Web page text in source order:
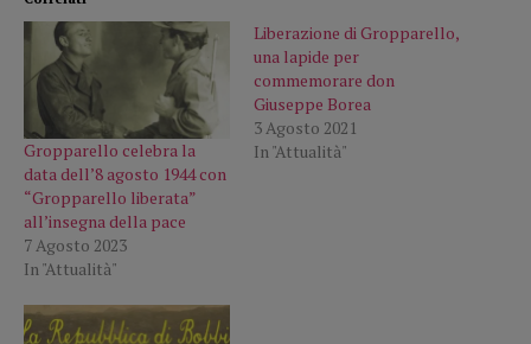
Gropparello celebra la
data dell’8 agosto 1944 con
“Gropparello liberata”
all’insegna della pace
7 Agosto 2023
In "Attualità"
Liberazione di Gropparello,
una lapide per
commemorare don
Giuseppe Borea
3 Agosto 2021
In "Attualità"